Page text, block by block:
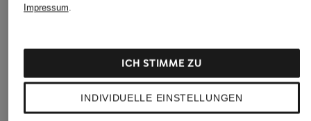
Impressum.
INDIVIDUELLE EINSTELLUNGEN
ICH STIMME ZU